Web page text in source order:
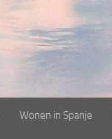
Wonen in Spanje